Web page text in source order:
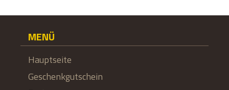
MENÜ
Hauptseite
Geschenkgutschein